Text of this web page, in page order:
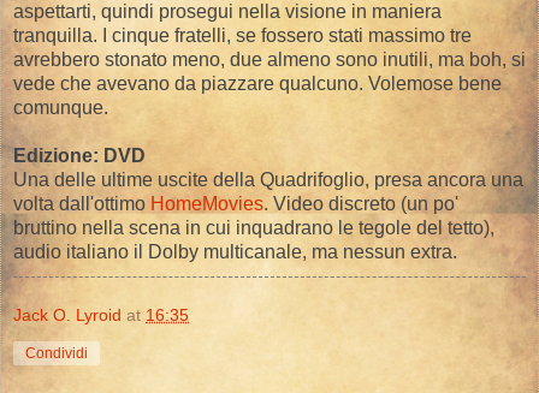
aspettarti, quindi prosegui nella visione in maniera
tranquilla. I cinque fratelli, se fossero stati massimo tre
avrebbero stonato meno, due almeno sono inutili, ma boh, si
vede che avevano da piazzare qualcuno. Volemose bene
comunque.
Edizione: DVD
Una delle ultime uscite della Quadrifoglio, presa ancora una
volta dall'ottimo HomeMovies. Video discreto (un po'
bruttino nella scena in cui inquadrano le tegole del tetto),
audio italiano il Dolby multicanale, ma nessun extra.
Jack O. Lyroid at 16:35
Condividi